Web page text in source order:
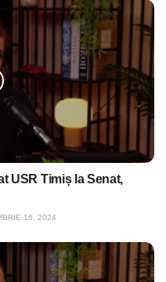
USR Timiș la Senat,
16, 2024